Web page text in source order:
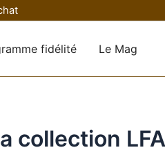
fidélité Le Mag
collection